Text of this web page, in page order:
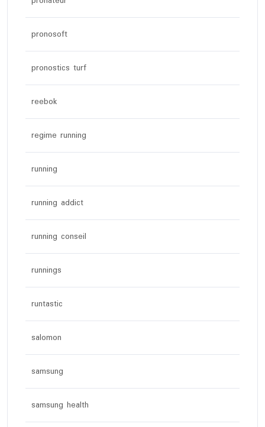
pronosoft
pronostics turf
reebok
regime running
running
running addict
running conseil
runnings
runtastic
salomon
samsung
samsung health